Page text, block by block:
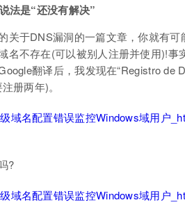
法是“还没有解决”
关于DNS漏洞的一篇文章，你就有
名不存在(可以被别人注册并使用)!事
翻译后，我发现在“Registro de
册两年)。
?